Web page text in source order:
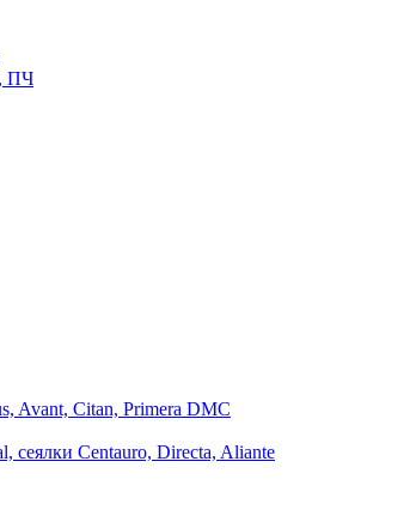
ПЧ
Avant, Citan, Primera DMC
сеялки Centauro, Directa, Aliante